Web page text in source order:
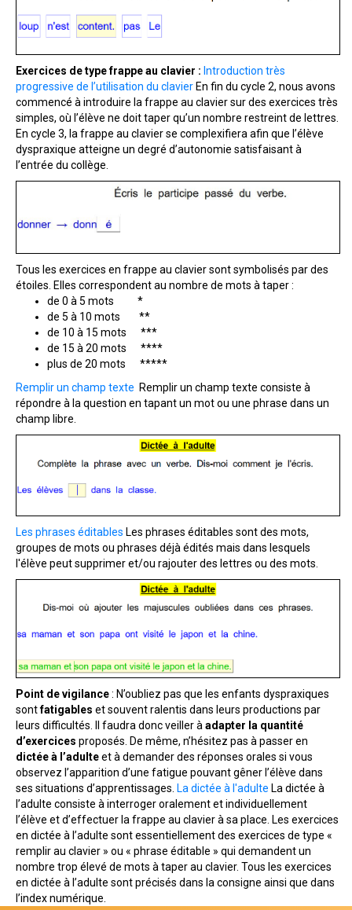
Exercices de type frappe au clavier : Introduction très
progressive de l’utilisation du clavier En fin du cycle 2, nous avons
commencé à introduire la frappe au clavier sur des exercices très
simples, où l’élève ne doit taper qu’un nombre restreint de lettres.
En cycle 3, la frappe au clavier se complexifiera afin que l’élève
dyspraxique atteigne un degré d’autonomie satisfaisant à
l’entrée du collège.
Tous les exercices en frappe au clavier sont symbolisés par des
étoiles. Elles correspondent au nombre de mots à taper :
de 0 à 5 mots *
de 5 à 10 mots **
de 10 à 15 mots ***
de 15 à 20 mots ****
plus de 20 mots *****
Remplir un champ texte Remplir un champ texte consiste à
répondre à la question en tapant un mot ou une phrase dans un
champ libre.
Les phrases éditables Les phrases éditables sont des mots,
groupes de mots ou phrases déjà édités mais dans lesquels
l'élève peut supprimer et/ou rajouter des lettres ou des mots.
Point de vigilance: N’oubliez pas que les enfants dyspraxiques
sontfatigables et souvent ralentis dans leurs productions par
leurs difficultés. Il faudra donc veiller àadapter la quantité
d’exercices proposés. De même, n’hésitez pas à passer en
dictée à l’adulteet à demander des réponses orales si vous
observez l’apparition d’une fatigue pouvant gêner l’élève dans
ses situations d’apprentissages. La dictée à l'adulte La dictée à
l’adulte consiste à interroger oralement et individuellement
l’élève et d’effectuer la frappe au clavier à sa place. Les exercices
en dictée à l’adulte sont essentiellement des exercices de type «
remplir au clavier » ou « phrase éditable » qui demandent un
nombre trop élevé de mots à taper au clavier. Tous les exercices
en dictée à l’adulte sont précisés dans la consigne ainsi que dans
l’index numérique.